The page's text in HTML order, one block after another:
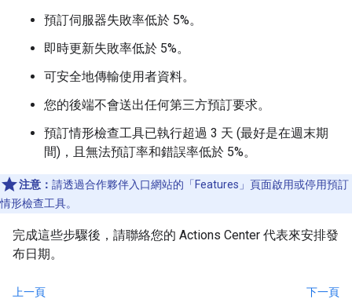
預訂伺服器失敗率低於 5%。
即時更新失敗率低於 5%。
可安全地傳輸使用者資料。
您的後端不會送出任何第三方預訂要求。
預訂情形檢查工具已執行超過 3 天 (最好是在週末期
間)，且無法預訂率和錯誤率低於 5%。
注意： 請透過合作夥伴入口網站的「Features」 頁面啟用或停用預訂
情形檢查工具。
完成這些步驟後，請聯絡您的 Actions Center 代表來安排發
布日期。
上一頁
下一頁